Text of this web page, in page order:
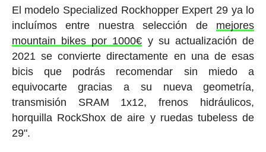
El modelo Specialized Rockhopper Expert 29 ya lo
incluímos entre nuestra selección de mejores
mountain bikes por 1000€ y su actualización de
2021 se convierte directamente en una de esas
bicis que podrás recomendar sin miedo a
equivocarte gracias a su nueva geometría,
transmisión SRAM 1x12, frenos hidráulicos,
horquilla RockShox de aire y ruedas tubeless de
29".